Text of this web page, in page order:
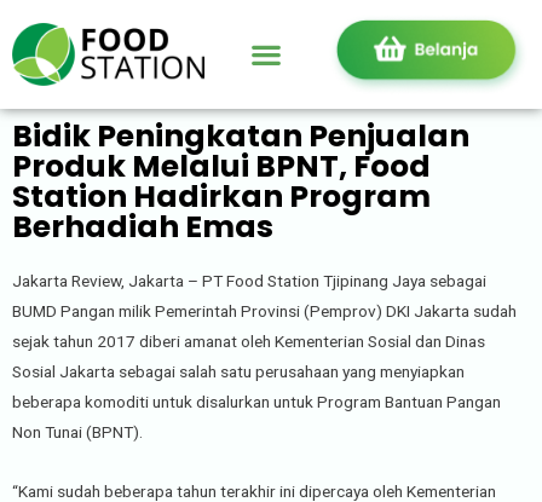
Bidik Peningkatan Penjualan
Produk Melalui BPNT, Food
Station Hadirkan Program
Berhadiah Emas
Jakarta Review, Jakarta – PT Food Station Tjipinang Jaya sebagai
BUMD Pangan milik Pemerintah Provinsi (Pemprov) DKI Jakarta sudah
sejak tahun 2017 diberi amanat oleh Kementerian Sosial dan Dinas
Sosial Jakarta sebagai salah satu perusahaan yang menyiapkan
beberapa komoditi untuk disalurkan untuk Program Bantuan Pangan
Non Tunai (BPNT).
“Kami sudah beberapa tahun terakhir ini dipercaya oleh Kementerian